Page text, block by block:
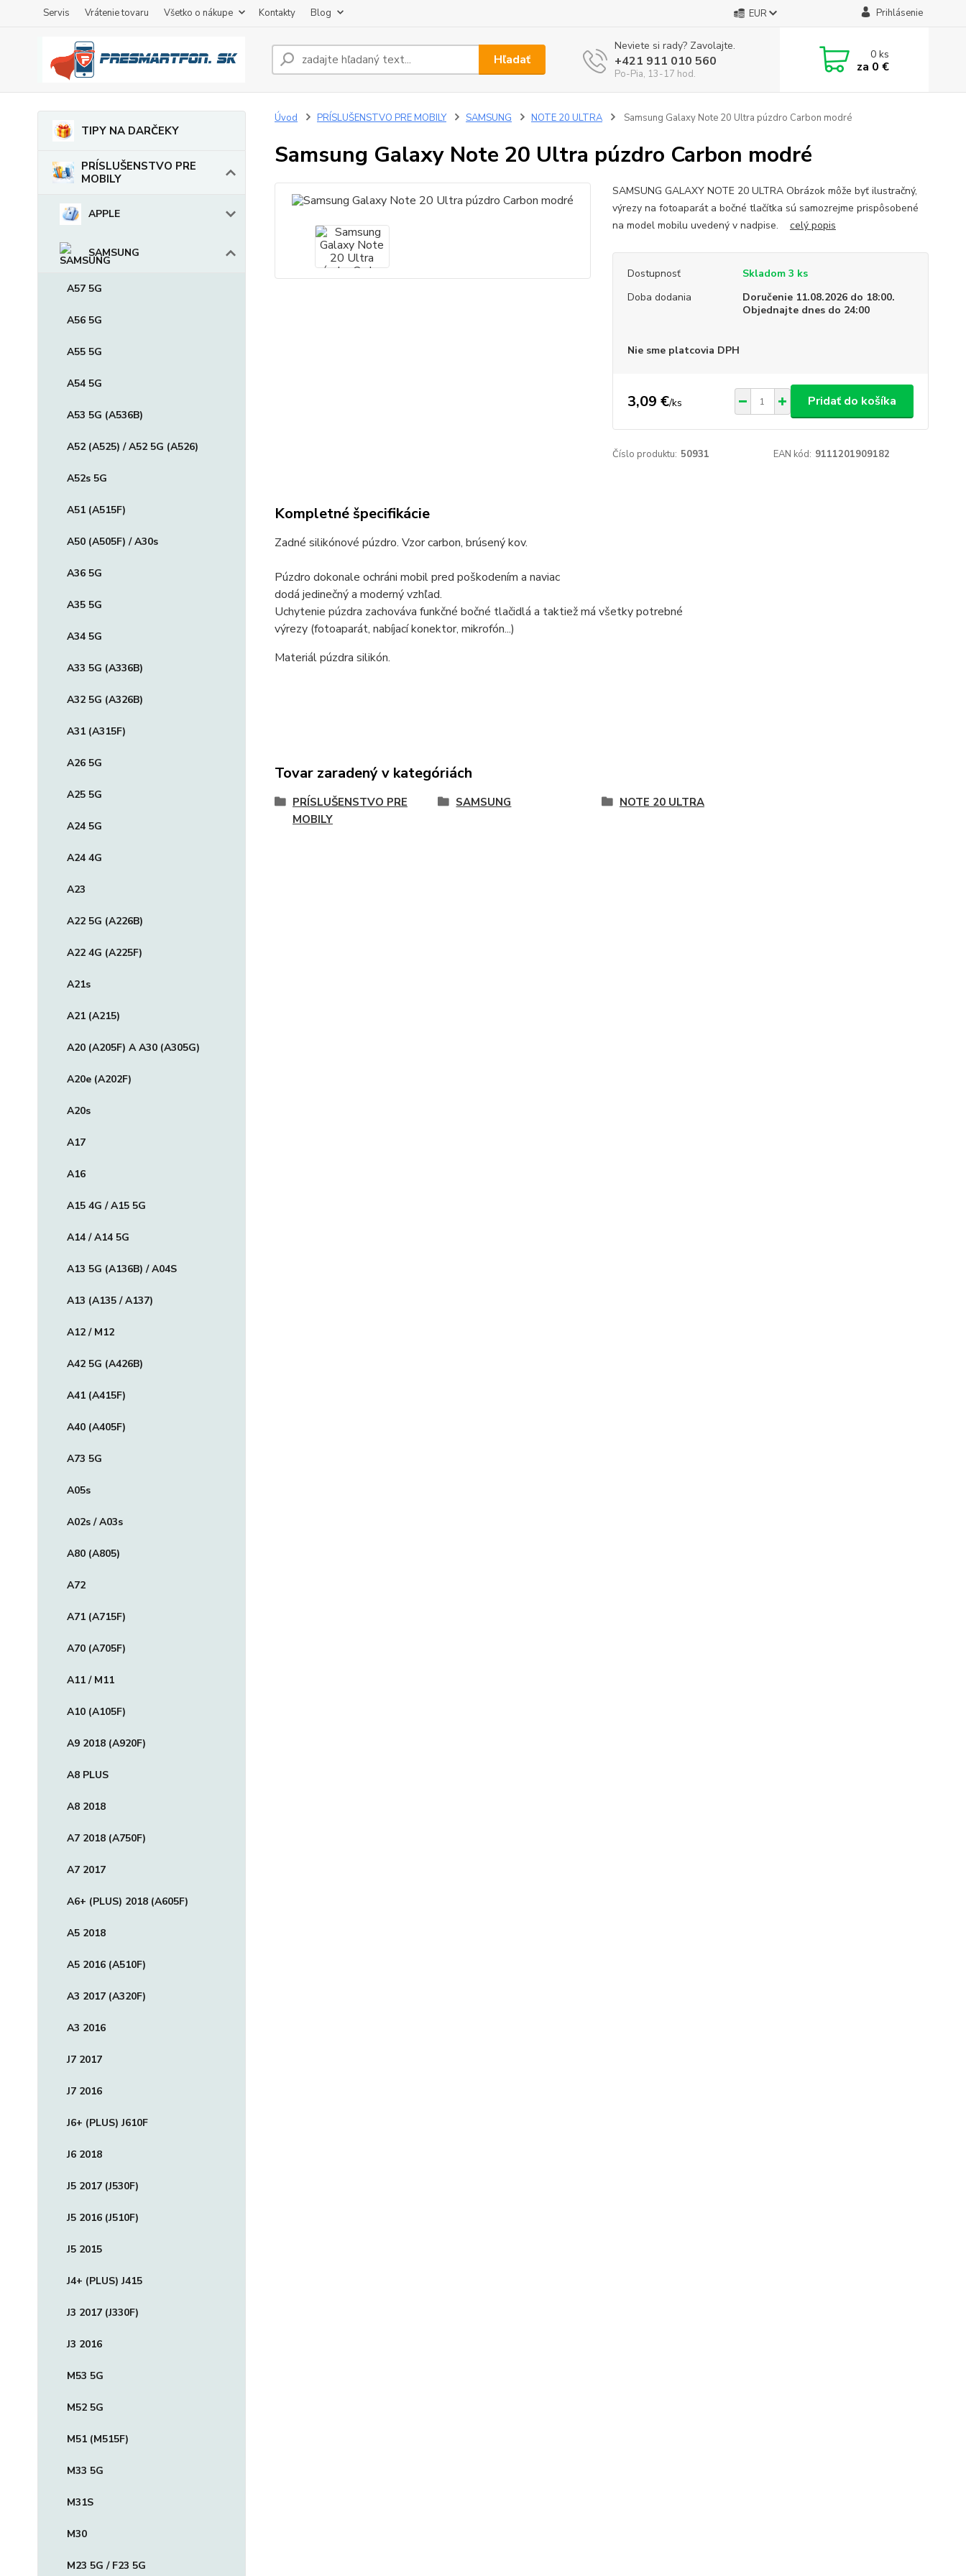
Servis Vrátenie tovaru Všetko o nákupe Kontakty Blog EUR Prihlásenie
Hľadať
Neviete si rady? Zavolajte.
+421 911 010 560
Po-Pia, 13-17 hod.
0ks
za 0 €
TIPY NA DARČEKY
PRÍSLUŠENSTVO PRE
MOBILY
APPLE
SAMSUNG
A57 5G
A56 5G
A55 5G
A54 5G
A53 5G (A536B)
A52 (A525) / A52 5G (A526)
A52s 5G
A51 (A515F)
A50 (A505F) / A30s
A36 5G
A35 5G
A34 5G
A33 5G (A336B)
A32 5G (A326B)
A31 (A315F)
A26 5G
A25 5G
A24 5G
A24 4G
A23
A22 5G (A226B)
A22 4G (A225F)
A21s
A21 (A215)
A20 (A205F) A A30 (A305G)
A20e (A202F)
A20s
A17
A16
A15 4G / A15 5G
A14 / A14 5G
A13 5G (A136B) / A04S
A13 (A135 / A137)
A12 / M12
A42 5G (A426B)
A41 (A415F)
A40 (A405F)
A73 5G
A05s
A02s / A03s
A80 (A805)
A72
A71 (A715F)
A70 (A705F)
A11 / M11
A10 (A105F)
A9 2018 (A920F)
A8 PLUS
A8 2018
A7 2018 (A750F)
A7 2017
A6+ (PLUS) 2018 (A605F)
A5 2018
A5 2016 (A510F)
A3 2017 (A320F)
A3 2016
J7 2017
J7 2016
J6+ (PLUS) J610F
J6 2018
J5 2017 (J530F)
J5 2016 (J510F)
J5 2015
J4+ (PLUS) J415
J3 2017 (J330F)
J3 2016
M53 5G
M52 5G
M51 (M515F)
M33 5G
M31S
M30
M23 5G / F23 5G
Úvod PRÍSLUŠENSTVO PRE MOBILY SAMSUNG NOTE 20 ULTRA Samsung Galaxy Note 20 Ultra púzdro Carbon modré
Samsung Galaxy Note 20 Ultra púzdro Carbon modré
SAMSUNG GALAXY NOTE 20 ULTRA Obrázok môže byť ilustračný,
výrezy na fotoaparát a bočné tlačítka sú samozrejme prispôsobené
na model mobilu uvedený v nadpise. celý popis
Dostupnosť
Skladom 3 ks
Doba dodania
Doručenie 11.08.2026 do 18:00.
Objednajte dnes do 24:00
Nie sme platcovia DPH
3,09 €/ks Pridať do košíka
Číslo produktu: 50931 EAN kód: 9111201909182
Kompletné špecifikácie
Zadné silikónové púzdro. Vzor carbon, brúsený kov.
Púzdro dokonale ochráni mobil pred poškodením a naviac
dodá jedinečný a moderný vzhľad.
Uchytenie púzdra zachováva funkčné bočné tlačidlá a taktiež má všetky potrebné
výrezy (fotoaparát, nabíjací konektor, mikrofón...)
Materiál púzdra silikón.
Tovar zaradený v kategóriách
PRÍSLUŠENSTVO PRE
MOBILY
SAMSUNG NOTE 20 ULTRA